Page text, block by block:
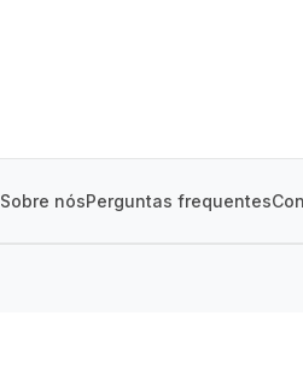
Sobre nósPerguntas frequentes